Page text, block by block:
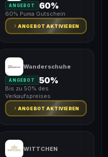
ANGEBOT 60%
60% Puma Gutschein
ANGEBOT AKTIVIEREN
Wanderschuhe
ANGEBOT 50%
Bis zu 50% des
Verkaufspreises
ANGEBOT AKTIVIEREN
WITTCHEN